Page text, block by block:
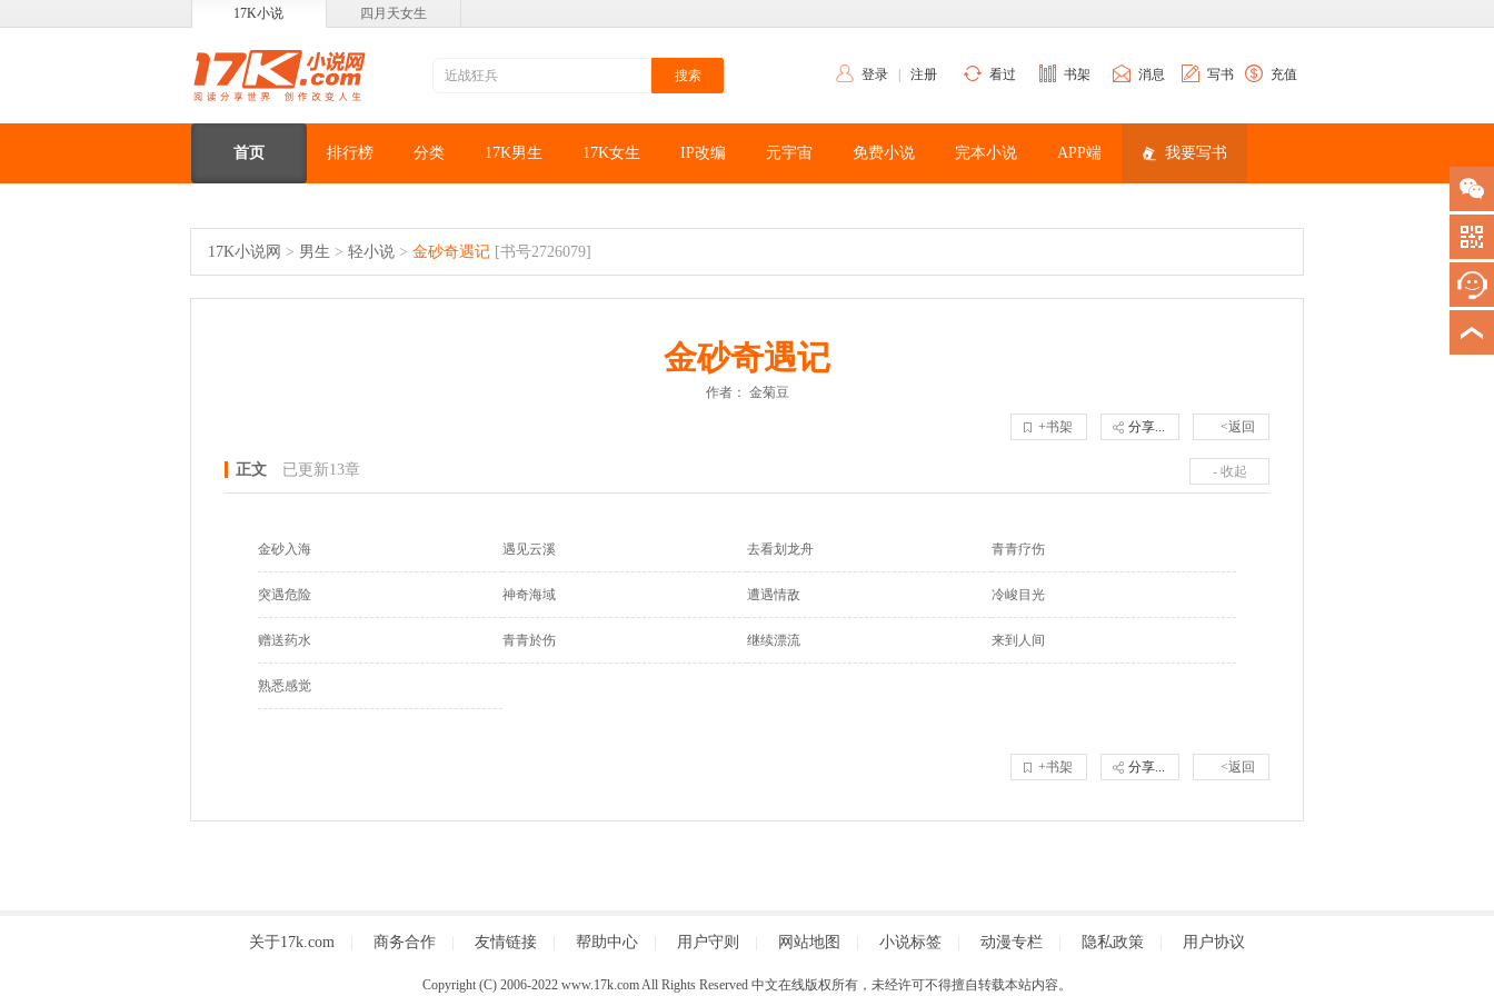
17K小说 四月天女生
登录 注册 看过 书架 消息 写书 充值
首页 排行榜 分类 17K男生 17K女生 IP改编 元宇宙 免费小说 完本小说 APP端 我要写书
17K小说网 > 男生 > 轻小说 > 金砂奇遇记 [书号2726079]
金砂奇遇记
作者： 金菊豆
<返回
分享...
+书架
- 收起
正文 已更新13章
金砂入海 遇见云溪 去看划龙舟 青青疗伤
突遇危险 神奇海域 遭遇情敌 冷峻目光
赠送药水 青青於伤 继续漂流 来到人间
熟悉感觉
<返回
分享...
+书架
关于17k.com 商务合作 友情链接 帮助中心 用户守则 网站地图 小说标签 动漫专栏 隐私政策 用户协议
Copyright (C) 2006-2022 www.17k.com All Rights Reserved 中文在线版权所有，未经许可不得擅自转载本站内容。